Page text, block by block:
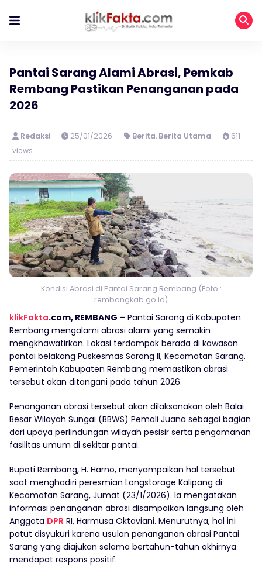
Pantai Sarang Alami Abrasi, Pemkab
Rembang Pastikan Penanganan pada
2026
Redaksi 25/01/2026 Berita, Berita Utama
611
views
Kondisi Abrasi di Pantai Sarang Rembang (Foto :
rembangkab.go.id)
klikFakta.com, REMBANG – Pantai Sarang di Kabupaten
Rembang mengalami abrasi alami yang semakin
mengkhawatirkan. Lokasi terdampak berada di kawasan
pantai belakang Puskesmas Sarang II, Kecamatan Sarang.
Pemerintah Kabupaten Rembang memastikan abrasi
tersebut akan ditangani pada tahun 2026.
Penanganan abrasi tersebut akan dilaksanakan oleh Balai
Besar Wilayah Sungai (BBWS) Pemali Juana sebagai bagian
dari upaya perlindungan wilayah pesisir serta pengamanan
fasilitas umum di sekitar pantai.
Bupati Rembang, H. Harno, menyampaikan hal tersebut
saat menghadiri peresmian Longstorage Kalipang di
Kecamatan Sarang, Jumat (23/1/2026). Ia mengatakan
informasi penanganan abrasi disampaikan langsung oleh
Anggota DPR RI, Harmusa Oktaviani. Menurutnya, hal ini
patut disyukuri karena usulan penanganan abrasi Pantai
Sarang yang diajukan selama bertahun-tahun akhirnya
mendapat respons positif.